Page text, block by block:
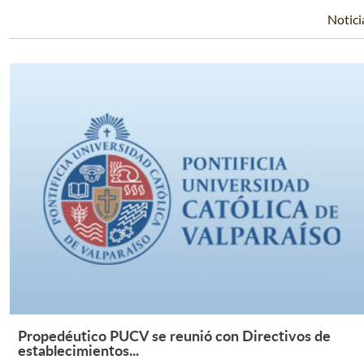
Leer Más +
Propedéutico PUCV se reunió con Directivos de
establecimientos...